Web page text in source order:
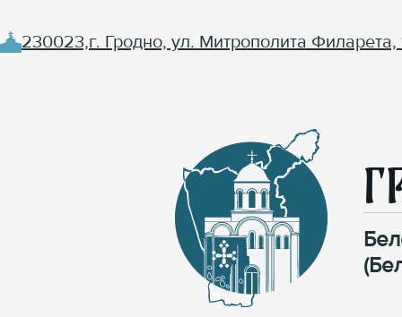
230023,г. Гродно, ул. Митрополита Филарета,